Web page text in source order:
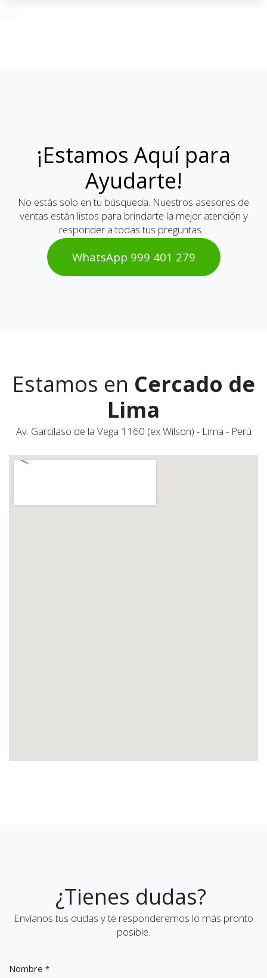
¡Estamos Aquí para
Ayudarte!
No estás solo en tu búsqueda. Nuestros asesores de
ventas están listos para brindarte la mejor atención y
responder a todas tus preguntas.
WhatsAp​​​​p 999 401 2​​79
Estamos en Cercado de
Lima
Av. Garcilaso de la Vega 1160 (ex Wilson) - Lima - Perú
¿Tienes dudas?
Envíanos tus dudas y te responderemos lo más pronto
posible.
Nombre *